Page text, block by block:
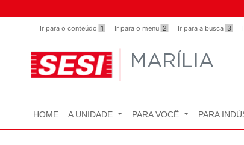
sistema
Ir para o conteúdo 1 Ir para o menu 2 Ir para a busca 3
MARÍLIA
HOME A UNIDADE PARA VOCÊ PARA